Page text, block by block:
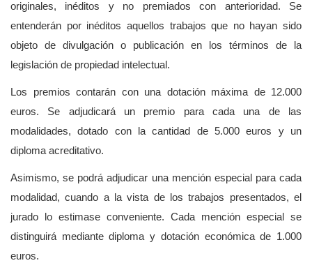
originales, inéditos y no premiados con anterioridad. Se
entenderán por inéditos aquellos trabajos que no hayan sido
objeto de divulgación o publicación en los términos de la
legislación de propiedad intelectual.
Los premios contarán con una dotación máxima de 12.000
euros. Se adjudicará un premio para cada una de las
modalidades, dotado con la cantidad de 5.000 euros y un
diploma acreditativo.
Asimismo, se podrá adjudicar una mención especial para cada
modalidad, cuando a la vista de los trabajos presentados, el
jurado lo estimase conveniente. Cada mención especial se
distinguirá mediante diploma y dotación económica de 1.000
euros.